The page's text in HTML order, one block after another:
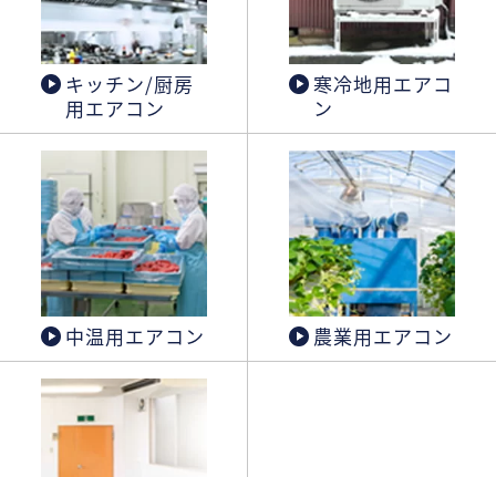
キッチン/厨房
用エアコン
寒冷地用エアコ
ン
中温用エアコン 農業用エアコン